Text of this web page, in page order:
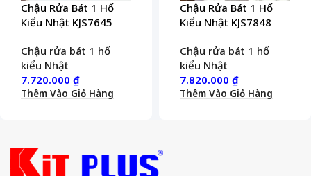
Chậu Rửa Bát 1 Hố
Kiểu Nhật KJS7645
Chậu rửa bát 1 hố
kiểu Nhật
7.720.000 ₫
Thêm Vào Giỏ Hàng
Chậu Rửa Bát 1 Hố
Kiểu Nhật KJS7848
Chậu rửa bát 1 hố
kiểu Nhật
7.820.000 ₫
Thêm Vào Giỏ Hàng